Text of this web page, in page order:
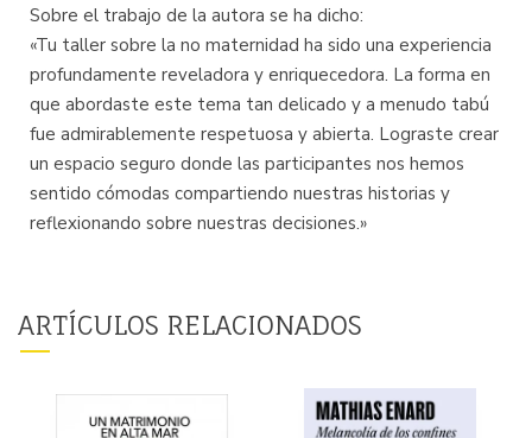
Sobre el trabajo de la autora se ha dicho:
«Tu taller sobre la no maternidad ha sido una experiencia
profundamente reveladora y enriquecedora. La forma en
que abordaste este tema tan delicado y a menudo tabú
fue admirablemente respetuosa y abierta. Lograste crear
un espacio seguro donde las participantes nos hemos
sentido cómodas compartiendo nuestras historias y
reflexionando sobre nuestras decisiones.»
ARTÍCULOS RELACIONADOS